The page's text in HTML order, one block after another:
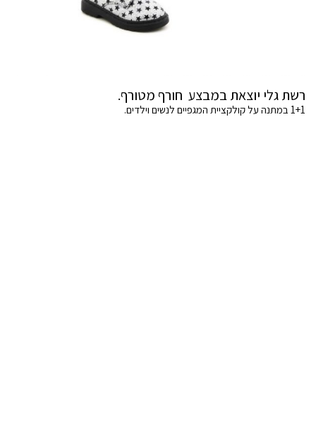
רשת גלי יוצאת במבצע חורף מטורף.
1+1 במתנה על קולקציית המגפיים לנשים וילדים.